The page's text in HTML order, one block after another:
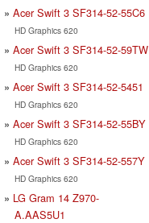
Acer Swift 3 SF314-52-55C6
HD Graphics 620
Acer Swift 3 SF314-52-59TW
HD Graphics 620
Acer Swift 3 SF314-52-5451
HD Graphics 620
Acer Swift 3 SF314-52-55BY
HD Graphics 620
Acer Swift 3 SF314-52-557Y
HD Graphics 620
LG Gram 14 Z970-
A.AAS5U1